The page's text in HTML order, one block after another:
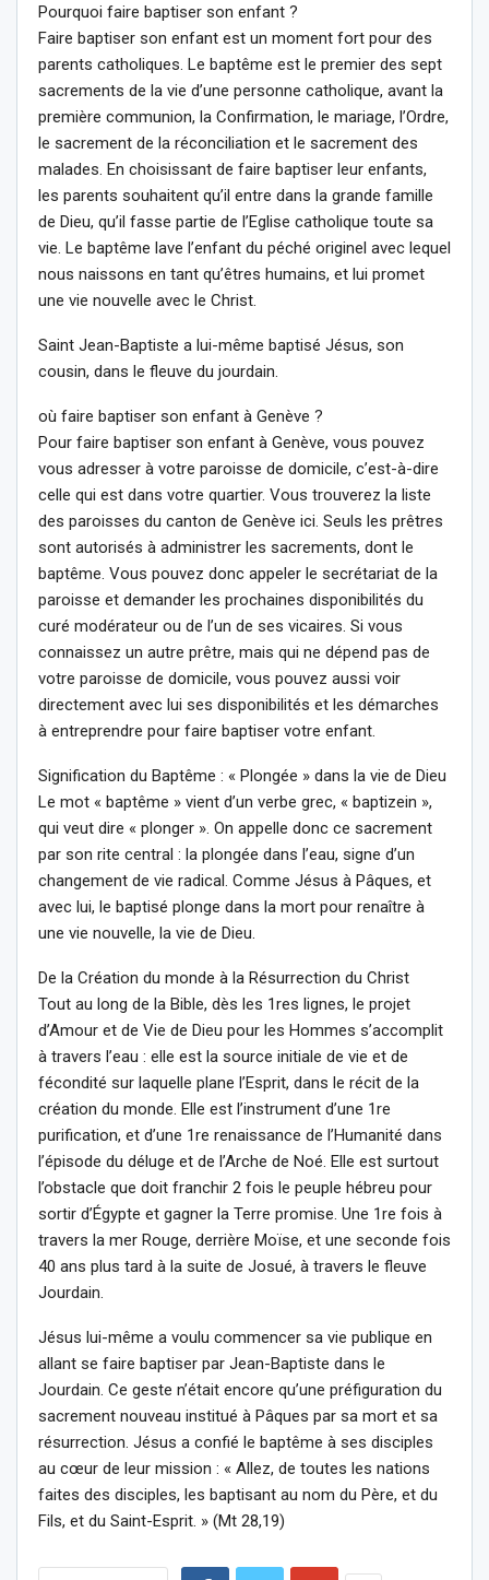
Pourquoi faire baptiser son enfant ?
Faire baptiser son enfant est un moment fort pour des
parents catholiques. Le baptême est le premier des sept
sacrements de la vie d’une personne catholique, avant la
première communion, la Confirmation, le mariage, l’Ordre,
le sacrement de la réconciliation et le sacrement des
malades. En choisissant de faire baptiser leur enfants,
les parents souhaitent qu’il entre dans la grande famille
de Dieu, qu’il fasse partie de l’Eglise catholique toute sa
vie. Le baptême lave l’enfant du péché originel avec lequel
nous naissons en tant qu’êtres humains, et lui promet
une vie nouvelle avec le Christ.
Saint Jean-Baptiste a lui-même baptisé Jésus, son
cousin, dans le fleuve du jourdain.
où faire baptiser son enfant à Genève ?
Pour faire baptiser son enfant à Genève, vous pouvez
vous adresser à votre paroisse de domicile, c’est-à-dire
celle qui est dans votre quartier. Vous trouverez la liste
des paroisses du canton de Genève ici. Seuls les prêtres
sont autorisés à administrer les sacrements, dont le
baptême. Vous pouvez donc appeler le secrétariat de la
paroisse et demander les prochaines disponibilités du
curé modérateur ou de l’un de ses vicaires. Si vous
connaissez un autre prêtre, mais qui ne dépend pas de
votre paroisse de domicile, vous pouvez aussi voir
directement avec lui ses disponibilités et les démarches
à entreprendre pour faire baptiser votre enfant.
Signification du Baptême : « Plongée » dans la vie de Dieu
Le mot « baptême » vient d’un verbe grec, « baptizein »,
qui veut dire « plonger ». On appelle donc ce sacrement
par son rite central : la plongée dans l’eau, signe d’un
changement de vie radical. Comme Jésus à Pâques, et
avec lui, le baptisé plonge dans la mort pour renaître à
une vie nouvelle, la vie de Dieu.
De la Création du monde à la Résurrection du Christ
Tout au long de la Bible, dès les 1res lignes, le projet
d’Amour et de Vie de Dieu pour les Hommes s’accomplit
à travers l’eau : elle est la source initiale de vie et de
fécondité sur laquelle plane l’Esprit, dans le récit de la
création du monde. Elle est l’instrument d’une 1re
purification, et d’une 1re renaissance de l’Humanité dans
l’épisode du déluge et de l’Arche de Noé. Elle est surtout
l’obstacle que doit franchir 2 fois le peuple hébreu pour
sortir d’Égypte et gagner la Terre promise. Une 1re fois à
travers la mer Rouge, derrière Moïse, et une seconde fois
40 ans plus tard à la suite de Josué, à travers le fleuve
Jourdain.
Jésus lui-même a voulu commencer sa vie publique en
allant se faire baptiser par Jean-Baptiste dans le
Jourdain. Ce geste n’était encore qu’une préfiguration du
sacrement nouveau institué à Pâques par sa mort et sa
résurrection. Jésus a confié le baptême à ses disciples
au cœur de leur mission : « Allez, de toutes les nations
faites des disciples, les baptisant au nom du Père, et du
Fils, et du Saint-Esprit. » (Mt 28,19)